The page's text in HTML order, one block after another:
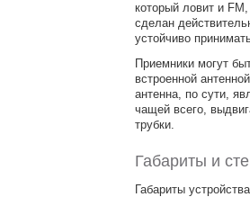
который ловит и
сделан
устойчиво
Приемники могут
встроенной
антенна, по сути,
чащей всего,
трубки.
Габариты и
Габариты